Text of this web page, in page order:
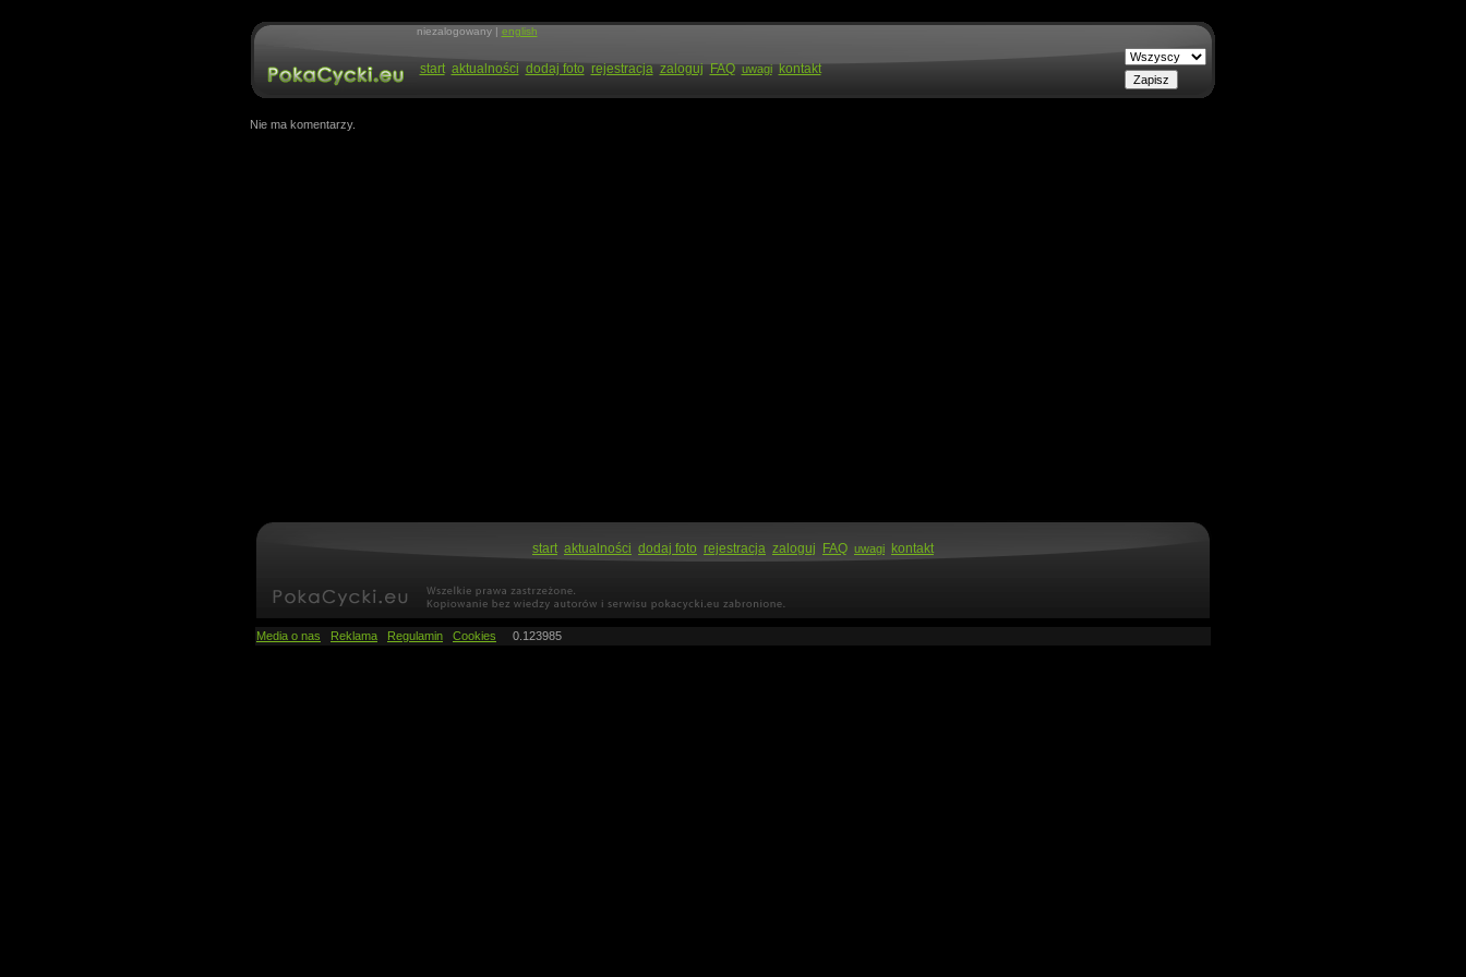
niezalogowany | english
start aktualności dodaj foto rejestracja zaloguj FAQ uwagi kontakt
Nie ma komentarzy.
start aktualności dodaj foto rejestracja zaloguj FAQ uwagi kontakt
Media o nas Reklama Regulamin Cookies 0.123985